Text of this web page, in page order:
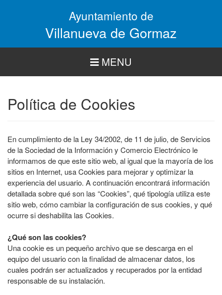
Ayuntamiento de
Villanueva de Gormaz
MENU
Política de Cookies
En cumplimiento de la Ley 34/2002, de 11 de julio, de Servicios
de la Sociedad de la Información y Comercio Electrónico le
informamos de que este sitio web, al igual que la mayoría de los
sitios en Internet, usa Cookies para mejorar y optimizar la
experiencia del usuario. A continuación encontrará información
detallada sobre qué son las “Cookies”, qué tipología utiliza este
sitio web, cómo cambiar la configuración de sus cookies, y qué
ocurre si deshabilita las Cookies.
¿Qué son las cookies?
Una cookie es un pequeño archivo que se descarga en el
equipo del usuario con la finalidad de almacenar datos, los
cuales podrán ser actualizados y recuperados por la entidad
responsable de su instalación.